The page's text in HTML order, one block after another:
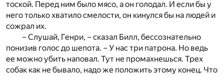
тоской. Перед ним было мясо, а он голодал. И если бы у
него только хватило смелости, он кинулся бы на людей и
сожрал их.
– Слушай, Генри, – сказал Билл, бессознательно
понизив голос до шепота. – У нас три патрона. Но ведь
ее можно убить наповал. Тут не промахнешься. Трех
собак как не бывало, надо же положить этому конец. Что